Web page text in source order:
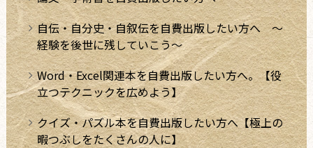
自伝・自分史・自叙伝を自費出版したい方へ ～
経験を後世に残していこう～
Word・Excel関連本を自費出版したい方へ。【役
立つテクニックを広めよう】
クイズ・パズル本を自費出版したい方へ【極上の
暇つぶしをたくさんの人に】